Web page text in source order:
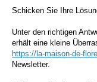
Schicken Sie Ihre
Unter den richtigen
erhält eine kleine
https://la-maison-de-
Newsletter.